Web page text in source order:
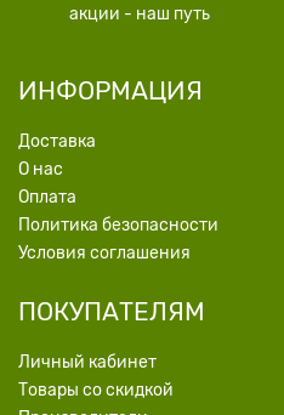
акции - наш путь
ИНФОРМАЦИЯ
Доставка
О нас
Оплата
Политика безопасности
Условия соглашения
ПОКУПАТЕЛЯМ
Личный кабинет
Товары со скидкой